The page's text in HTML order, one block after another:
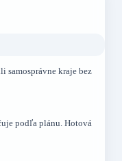
samosprávne kraje bez
podľa plánu. Hotová